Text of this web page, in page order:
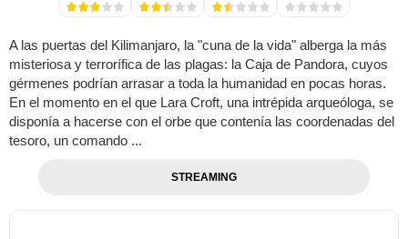
A las puertas del Kilimanjaro, la "cuna de la vida" alberga la más
misteriosa y terrorífica de las plagas: la Caja de Pandora, cuyos
gérmenes podrían arrasar a toda la humanidad en pocas horas.
En el momento en el que Lara Croft, una intrépida arqueóloga, se
disponía a hacerse con el orbe que contenía las coordenadas del
tesoro, un comando ...
STREAMING